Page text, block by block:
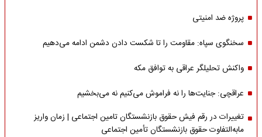
پروژه ضد امنیتی
سخنگوی سپاه: مقاومت را تا شکست دادن دشمن ادامه می‌دهیم
واکنش تحلیلگر عراقی به توافق مکه
عراقچی: جنایت‌ها را نه فراموش می‌کنیم نه می‌بخشیم
تغییرات در رقم فیش حقوق بازنشستگان تامین اجتماعی | زمان واریز
مابه‌التفاوت حقوق بازنشستگان تأمین اجتماعی